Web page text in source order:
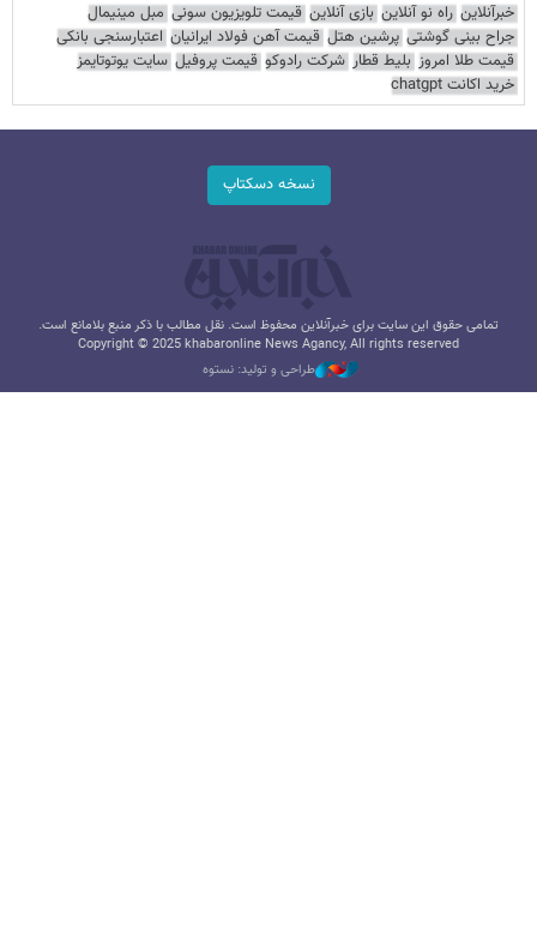
خبرآنلاین راه نو آنلاین بازی آنلاین قیمت تلویزیون سونی مبل مینیمال
جراح بینی گوشتی پرشین هتل قیمت آهن فولاد ایرانیان اعتبارسنجی بانکی
قیمت طلا امروز بلیط قطار شرکت رادوکو قیمت پروفیل سایت یوتوتایمز
خرید اکانت chatgpt
نسخه دسکتاپ
تمامی حقوق این سایت برای خبرآنلاین محفوظ است. نقل مطالب با ذکر منبع بلامانع است.
Copyright © 2025 khabaronline News Agancy, All rights reserved
طراحی و تولید: نستوه